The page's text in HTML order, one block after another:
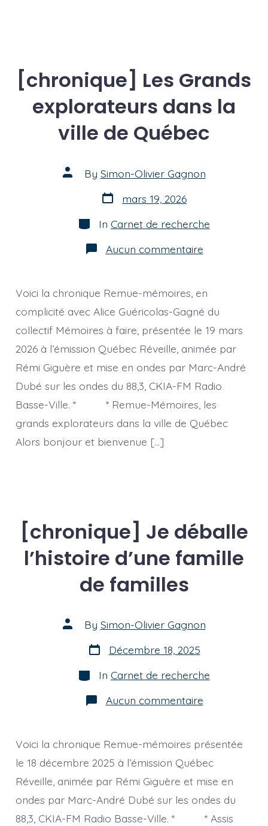
[chronique] Les Grands
explorateurs dans la
ville de Québec
Post
author
By Simon-Olivier Gagnon
Post
date
mars 19, 2026
Categories
In Carnet de recherche
Aucun commentairesur
[chronique]
explorateurs
dans
la
ville
de
Voici la chronique Remue-mémoires, en
complicité avec Alice Guéricolas-Gagné du
collectif Mémoires à faire, présentée le 19 mars
2026 à l’émission Québec Réveille, animée par
Rémi Giguère et mise en ondes par Marc-André
Dubé sur les ondes du 88,3, CKIA-FM Radio
Basse-Ville. * * Remue-Mémoires, les
grands explorateurs dans la ville de Québec
Alors bonjour et bienvenue […]
[chronique] Je déballe
l’histoire d’une famille
de familles
Post
author
By Simon-Olivier Gagnon
Post
date
Décembre 18, 2025
Categories
In Carnet de recherche
Aucun commentairesur
[chronique]
l’histoire
d’une
famille
de
familles
Voici la chronique Remue-mémoires présentée
le 18 décembre 2025 à l’émission Québec
Réveille, animée par Rémi Giguère et mise en
ondes par Marc-André Dubé sur les ondes du
88,3, CKIA-FM Radio Basse-Ville. * * Assis